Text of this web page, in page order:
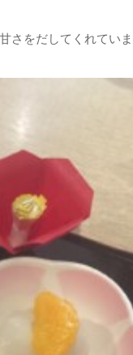
さをだしてくれていま